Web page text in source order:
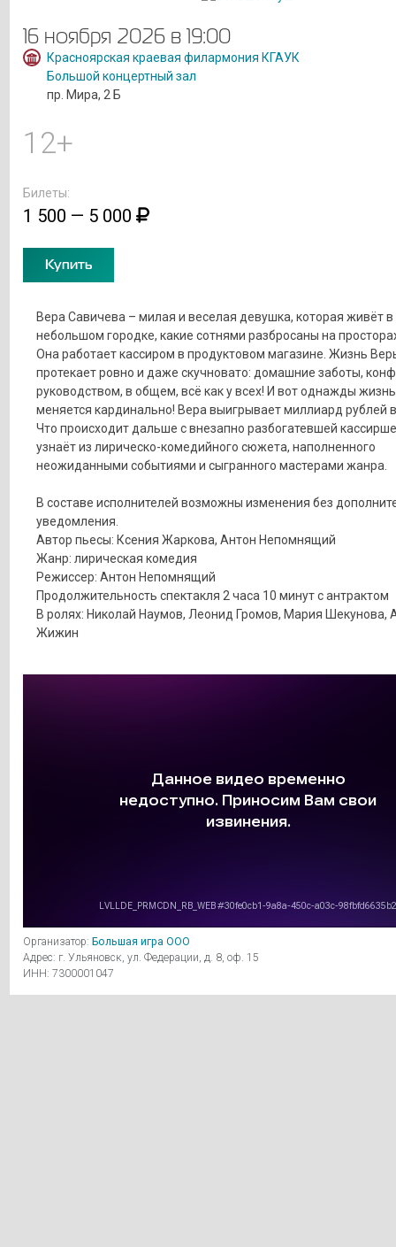
16 ноября 2026 в 19:00
Красноярская краевая филармония КГАУК
Большой концертный зал
пр. Мира, 2 Б
12+
Билеты:
1 500 — 5 000
Купить
Вера Савичева – милая и веселая девушка, которая живёт в
небольшом городке, какие сотнями разбросаны на
Она работает кассиром в продуктовом магазине. Жизнь
протекает ровно и даже скучновато: домашние заботы,
руководством, в общем, всё как у всех! И вот однажды
меняется кардинально! Вера выигрывает миллиард рублей
Что происходит дальше с внезапно разбогатевшей
узнаёт из лирическо-комедийного сюжета, наполненного
неожиданными событиями и сыгранного мастерами жанра.
В составе исполнителей возможны изменения без
уведомления.
Автор пьесы: Ксения Жаркова, Антон Непомнящий
Жанр: лирическая комедия
Режиссер: Антон Непомнящий
Продолжительность спектакля 2 часа 10 минут с антрактом
В ролях: Николай Наумов, Леонид Громов, Мария Шекунова,
Жижин
Организатор: Большая игра ООО
Адрес: г. Ульяновск, ул. Федерации, д. 8, оф. 15
ИНН: 7300001047